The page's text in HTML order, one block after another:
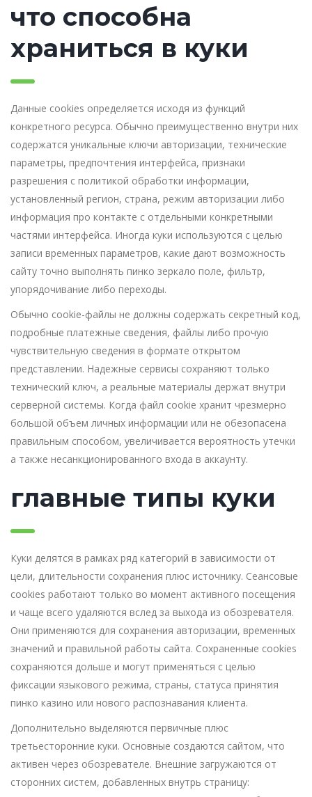
что способна
храниться в куки
Данные cookies определяется исходя из функций
конкретного ресурса. Обычно преимущественно внутри них
содержатся уникальные ключи авторизации, технические
параметры, предпочтения интерфейса, признаки
разрешения с политикой обработки информации,
установленный регион, страна, режим авторизации либо
информация про контакте с отдельными конкретными
частями интерфейса. Иногда куки используются с целью
записи временных параметров, какие дают возможность
сайту точно выполнять пинко зеркало поле, фильтр,
упорядочивание либо переходы.
Обычно cookie-файлы не должны содержать секретный код,
подробные платежные сведения, файлы либо прочую
чувствительную сведения в формате открытом
представлении. Надежные сервисы сохраняют только
технический ключ, а реальные материалы держат внутри
серверной системы. Когда файл cookie хранит чрезмерно
большой объем личных информации или не обезопасена
правильным способом, увеличивается вероятность утечки
а также несанкционированного входа в аккаунту.
главные типы куки
Куки делятся в рамках ряд категорий в зависимости от
цели, длительности сохранения плюс источнику. Сеансовые
cookies работают только во момент активного посещения
и чаще всего удаляются вслед за выхода из обозревателя.
Они применяются для сохранения авторизации, временных
значений и правильной работы сайта. Сохраненные cookies
сохраняются дольше и могут применяться с целью
фиксации языкового режима, страны, статуса принятия
пинко казино или нового распознавания клиента.
Дополнительно выделяются первичные плюс
третьесторонние куки. Основные создаются сайтом, что
активен через обозревателе. Внешние загружаются от
сторонних систем, добавленных внутрь страницу: